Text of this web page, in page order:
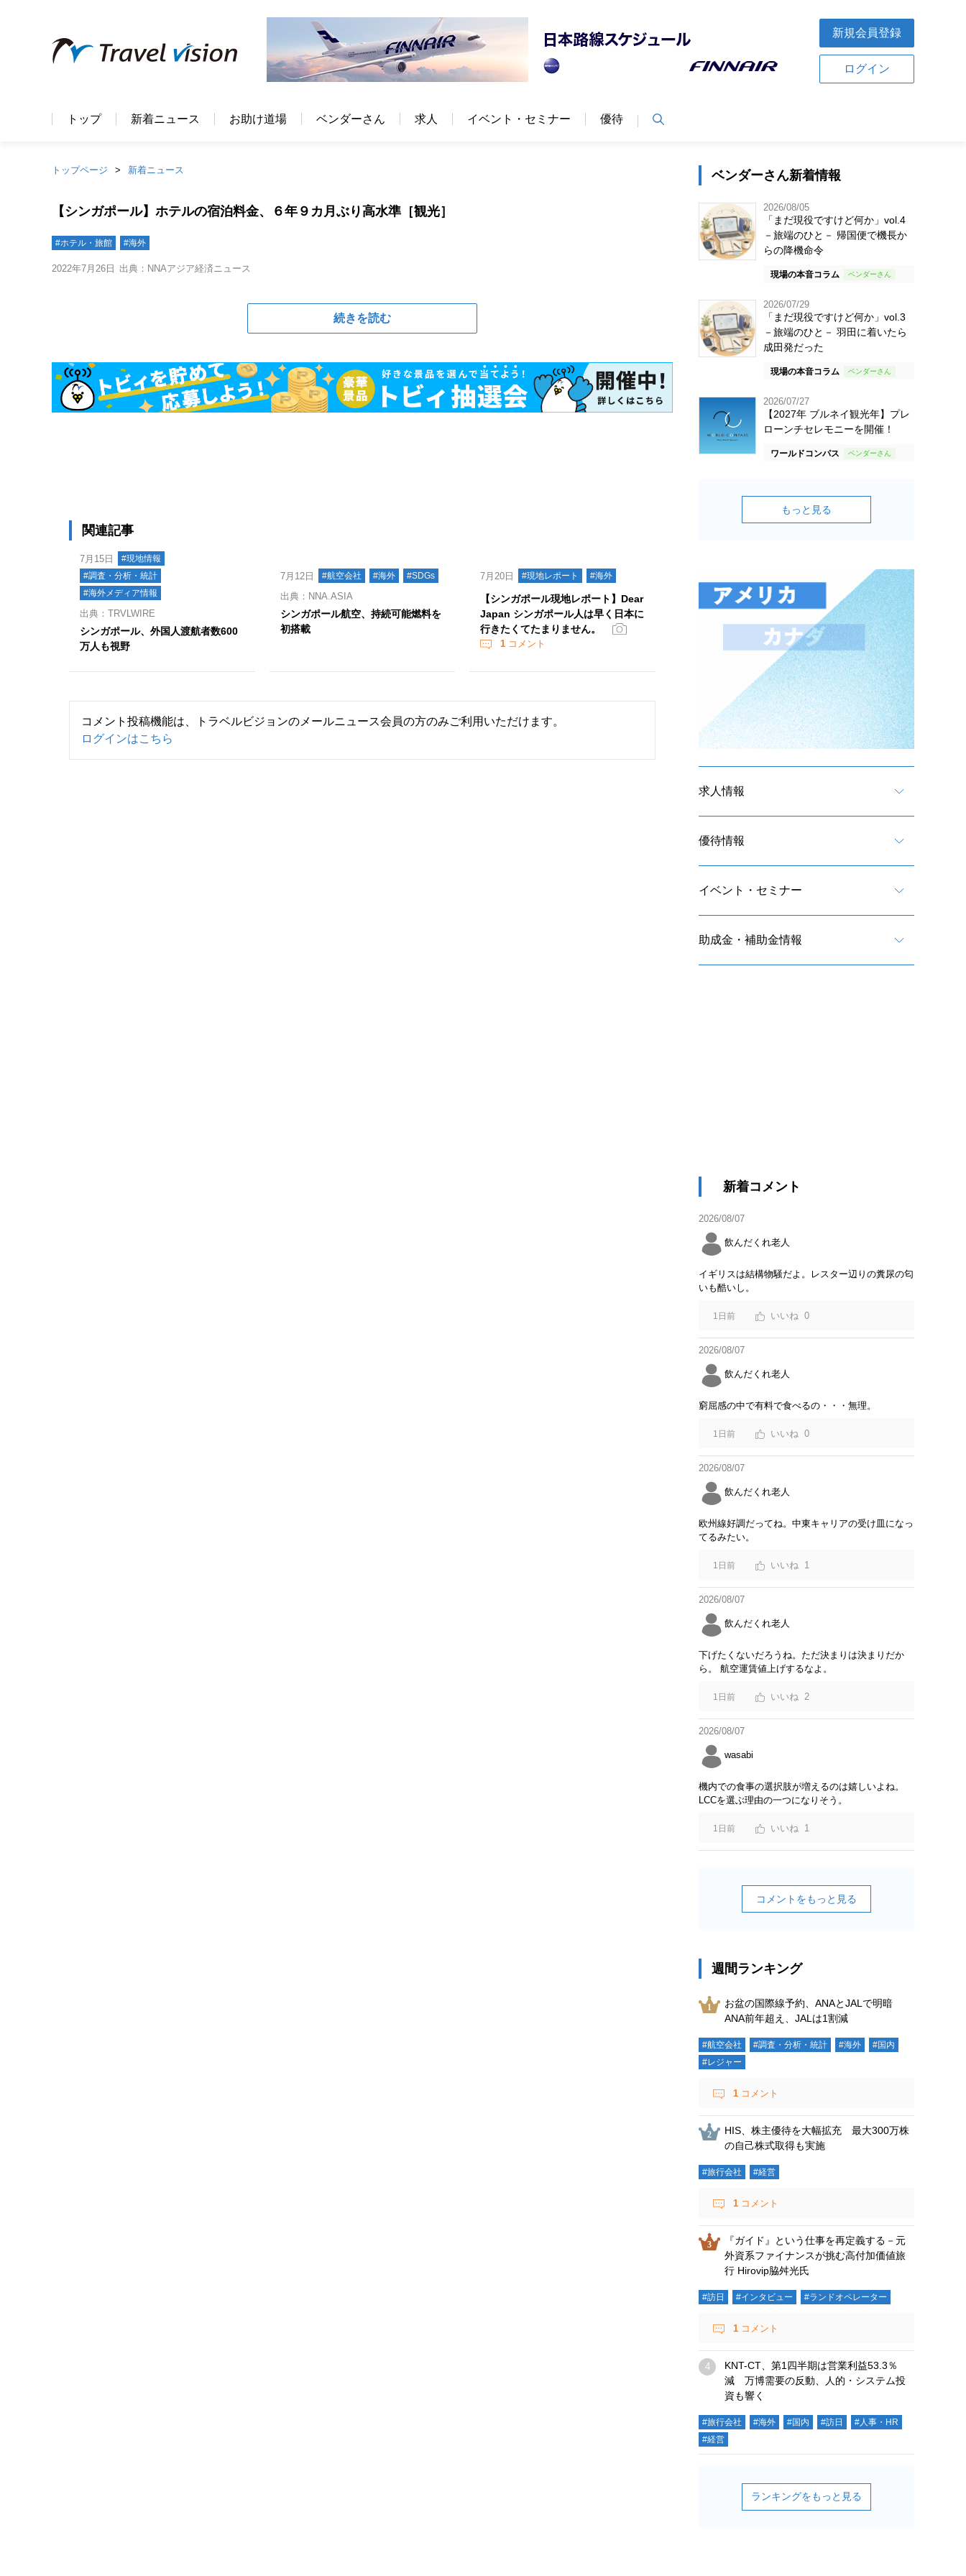
新規会員登録
ログイン
トップ 新着ニュース お助け道場 ベンダーさん 求人 イベント・セミナー 優待
トップページ 新着ニュース
【シンガポール】ホテルの宿泊料金、６年９カ月ぶり高水準［観光］
#ホテル・旅館 #海外
2022年7月26日 出典：NNAアジア経済ニュース
続きを読む
関連記事
7月15日
#現地情報
#調査・分析・統計
#海外メディア情報
出典：TRVLWIRE
シンガポール、外国人渡航者数600
万人も視野
7月12日 #航空会社 #海外 #SDGs
出典：NNA.ASIA
シンガポール航空、持続可能燃料を
初搭載
7月20日 #現地レポート #海外
【シンガポール現地レポート】Dear
Japan シンガポール人は早く日本に
行きたくてたまりません。
1 コメント
コメント投稿機能は、トラベルビジョンのメールニュース会員の方のみご利用いただけます。
ログインはこちら
ベンダーさん新着情報
2026/08/05
「まだ現役ですけど何か」vol.4
－旅端のひと－ 帰国便で機長か
らの降機命令
現場の本音コラム
2026/07/29
「まだ現役ですけど何か」vol.3
－旅端のひと－ 羽田に着いたら
成田発だった
現場の本音コラム
2026/07/27
【2027年 ブルネイ観光年】プレ
ローンチセレモニーを開催！
ワールドコンパス
もっと見る
求人情報
優待情報
イベント・セミナー
助成金・補助金情報
新着コメント
2026/08/07
飲んだくれ老人
イギリスは結構物騒だよ。レスター辺りの糞尿の匂
いも酷いし。
1日前 0
2026/08/07
飲んだくれ老人
窮屈感の中で有料で食べるの・・・無理。
1日前 0
2026/08/07
飲んだくれ老人
欧州線好調だってね。中東キャリアの受け皿になっ
てるみたい。
1日前 1
2026/08/07
飲んだくれ老人
下げたくないだろうね。ただ決まりは決まりだか
ら。 航空運賃値上げするなよ。
1日前 2
2026/08/07
wasabi
機内での食事の選択肢が増えるのは嬉しいよね。
LCCを選ぶ理由の一つになりそう。
1日前 1
コメントをもっと見る
週間ランキング
お盆の国際線予約、ANAとJALで明暗
ANA前年超え、JALは1割減
#航空会社 #調査・分析・統計 #海外
#国内
#レジャー
1 コメント
HIS、株主優待を大幅拡充 最大300万株
の自己株式取得も実施
#旅行会社 #経営
1 コメント
『ガイド』という仕事を再定義する－元
外資系ファイナンスが挑む高付加価値旅
行 Hirovip脇舛光氏
#訪日 #インタビュー #ランドオペレーター
1 コメント
KNT-CT、第1四半期は営業利益53.3％
減 万博需要の反動、人的・システム投
資も響く
#旅行会社 #海外 #国内 #訪日
#人事・HR
#経営